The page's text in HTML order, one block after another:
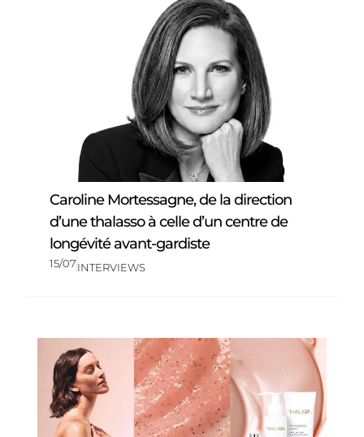
Caroline Mortessagne, de la direction
d’une thalasso à celle d’un centre de
longévité avant-gardiste
15/07INTERVIEWS